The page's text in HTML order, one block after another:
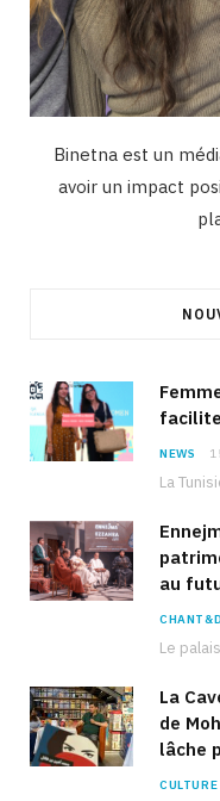
Binetna est un
avoir un impact
facilite
NEWS
au
La
de
lâche
CULTURE